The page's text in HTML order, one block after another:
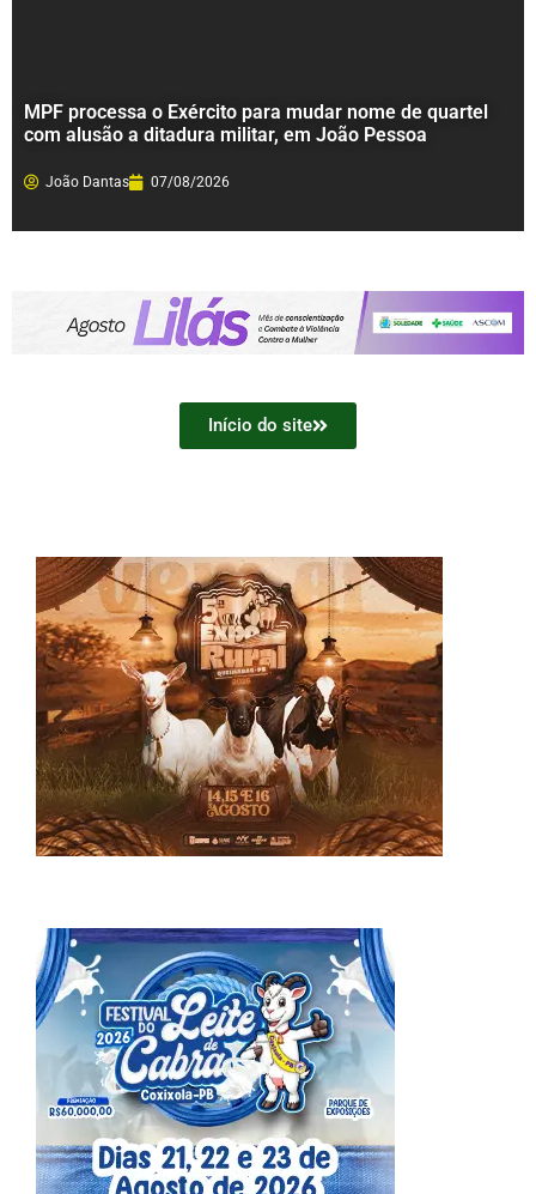
MPF processa o Exército para mudar nome de quartel
com alusão a ditadura militar, em João Pessoa
João Dantas 07/08/2026
Início do site